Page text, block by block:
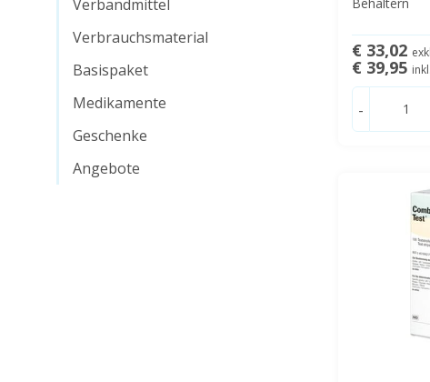
Verbandmittel
Verbrauchsmaterial
Basispaket
Medikamente
Geschenke
Angebote
Behältern
€ 33,02
€ 39,95
-